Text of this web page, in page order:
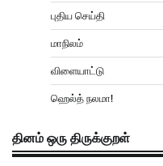
புதிய செய்தி
மாநிலம்
விளையாட்டு
ஹெல்த் நலமா!
தினம் ஒரு திருக்குறள்